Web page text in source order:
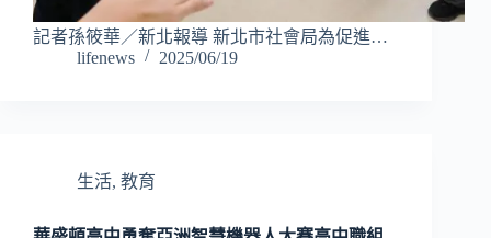
記者孫筱華／新北報導 新北市社會局為促進…
lifenews
2025/06/19
生活, 教育